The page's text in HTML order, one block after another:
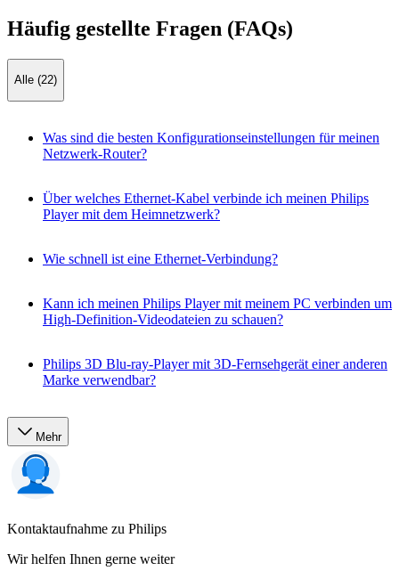
Häufig gestellte Fragen (FAQs)
Alle (22)
Was sind die besten Konfigurationseinstellungen für meinen
Netzwerk-Router?
Über welches Ethernet-Kabel verbinde ich meinen Philips
Player mit dem Heimnetzwerk?
Wie schnell ist eine Ethernet-Verbindung?
Kann ich meinen Philips Player mit meinem PC verbinden um
High-Definition-Videodateien zu schauen?
Philips 3D Blu-ray-Player mit 3D-Fernsehgerät einer anderen
Marke verwendbar?
Mehr
Kontaktaufnahme zu Philips
Wir helfen Ihnen gerne weiter